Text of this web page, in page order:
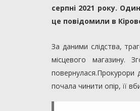
серпні 2021 року.
це повідомили в
За даними слідства,
місцевого магазину.
почала чинити опір, її